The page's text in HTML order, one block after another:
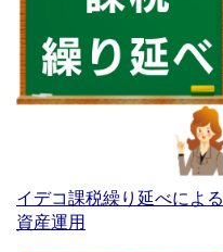
イデコ課税繰り延べによる
資産運用